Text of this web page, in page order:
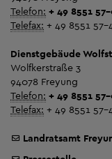
Telefon: + 49 8551
Telefax: + 49 8551 57-
Dienstgebäude
Wolfkerstraße 3
94078 Freyung
Telefon: + 49 8551
Telefax: + 49 8551 57-
Landratsamt